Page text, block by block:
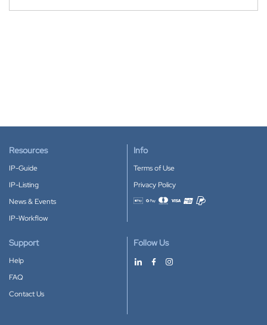
Resources
IP-Guide
IP-Listing
News & Events
IP-Workflow
Info
Terms of Use
Privacy Policy
Accepted payment methods
Support
Help
FAQ
Contact Us
Follow Us